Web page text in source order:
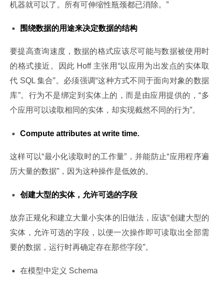
机器就可以了。所有可伸缩性瓶颈都已消除。”
围绕数据的用途来决定数据的结构
要提高查询速度，数据的格式应该尽可能与数据被使用时
的格式接近。因此 Hoff 主张用“以应用为出发点的实体取
代 SQL 集合”。必须强调“这种方式不同于面向对象的数据
库”。行为不是绑定到实体上的，而是由应用提供的，“多
个应用可以读取相同的实体，却实现截然不同的行为”。
Compute attributes at write time.
这样可以“最小化读取时的工作量”，并能防止“应用程序遍
历大量的数据”，因为这种操作是低效的。
创建大型的实体，允许可选的字段
放弃正规化和建立大量小实体的旧做法，应该“创建大型的
实体，允许可选的字段，以便一次操作即可读取出全部需
要的数据，运行时再确定存在那些字段”。
在模型中定义 Schema